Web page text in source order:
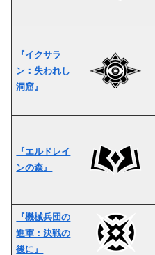
『イクサラ
ン：失われし
洞窟』
『エルドレイ
ンの森』
『機械兵団の
進軍：決戦の
後に』